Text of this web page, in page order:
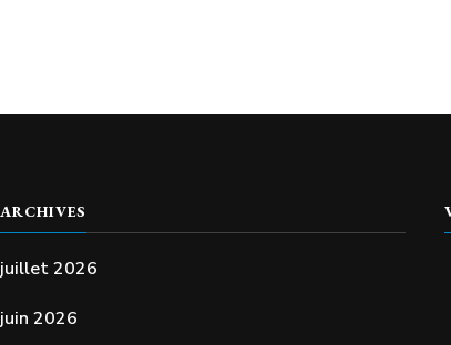
ARCHIVES
juillet 2026
juin 2026